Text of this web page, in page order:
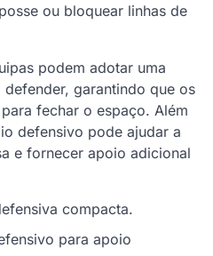
ou bloquear linhas de
podem adotar uma
garantindo que os
fechar o espaço. Além
defensivo pode ajudar a
e fornecer apoio adicional
compacta.
para apoio